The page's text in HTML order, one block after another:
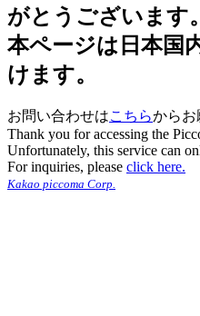
がとうございます。
本ページは日本国
けます。
お問い合わせはこちらからお
Thank you for accessing the
Unfortunately, this service can
For inquiries, please click here.
Kakao piccoma Corp.